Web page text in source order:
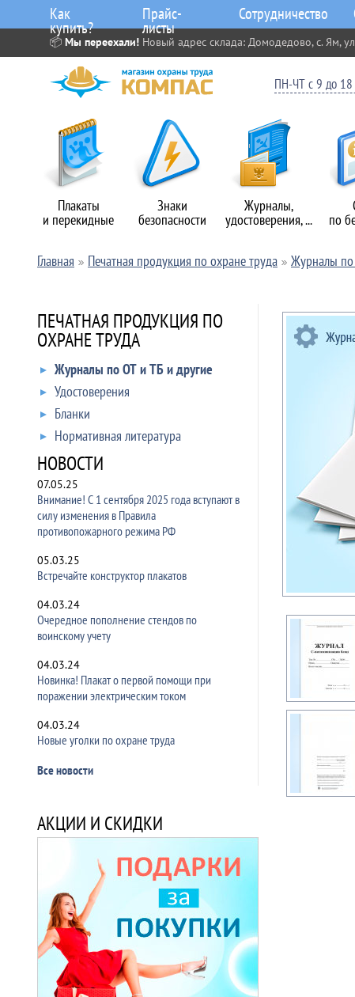
📦 Мы переехали! Новый адрес склада: Домодедово, с. Ям,
Плакаты
и перекидные
Знаки
безопасности
Журналы,
удостоверения, ... по
Как
купить?
Прайс-
листы
Сотрудничество
ПН-ЧТ с 9 до
Главная Печатная продукция по охране труда Журналы
ПЕЧАТНАЯ ПРОДУКЦИЯ ПО
ОХРАНЕ ТРУДА
Журналы по ОТ и ТБ и другие
Удостоверения
Бланки
Нормативная литература
НОВОСТИ
07.05.25
Внимание! С 1 сентября 2025 года вступают в
силу изменения в Правила
противопожарного режима РФ
05.03.25
Встречайте конструктор плакатов
04.03.24
Очередное пополнение стендов по
воинскому учету
04.03.24
Новинка! Плакат о первой помощи при
поражении электрическим током
04.03.24
Новые уголки по охране труда
Все новости
АКЦИИ И СКИДКИ